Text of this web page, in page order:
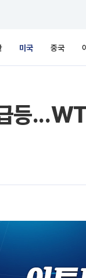
미국 중국
등